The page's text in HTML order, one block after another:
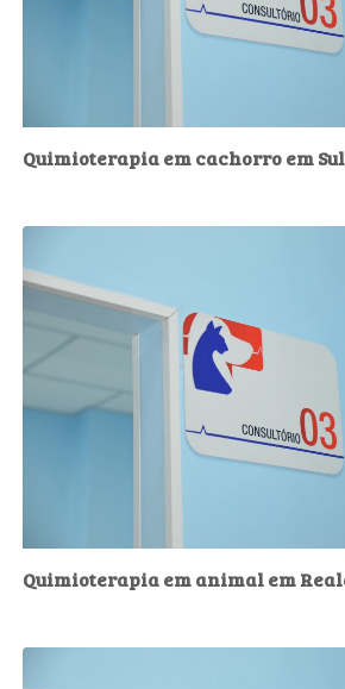
Quimioterapia em cachorro em
Quimioterapia em animal em